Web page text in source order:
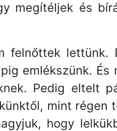
megítéljek és
felnőttek lettünk.
emlékszünk. És
Pedig eltelt
mint régen
hogy